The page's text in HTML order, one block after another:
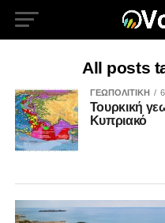
All posts
ΓΕΩΠΟΛΙΤΙΚΗ
Τουρκική
Κυπριακό